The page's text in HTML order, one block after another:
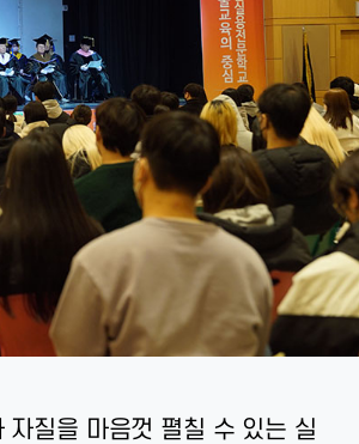
질을 마음껏 펼칠 수 있는 실